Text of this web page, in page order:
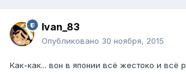
Ivan_83
Опубликовано 30 ноября, 2015
Как-как... вон в японии всё жестоко и всё